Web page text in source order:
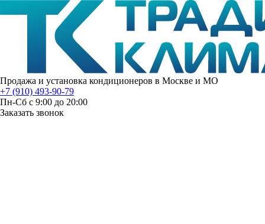
Продажа и установка кондиционеров в Москве и МО
+7 (910) 493-90-79
Пн-Сб с 9:00 до 20:00
Заказать звонок